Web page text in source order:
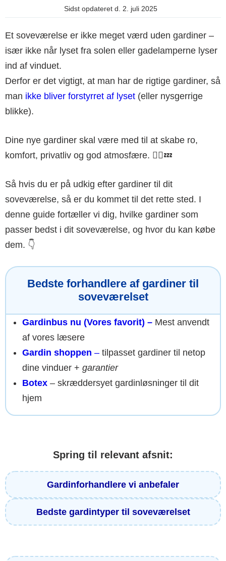
Sidst opdateret d. 2. juli 2025
Et soveværelse er ikke meget værd uden gardiner –
især ikke når lyset fra solen eller gadelamperne lyser
ind af vinduet.
Derfor er det vigtigt, at man har de rigtige gardiner, så
man ikke bliver forstyrret af lyset (eller nysgerrige
blikke).
Dine nye gardiner skal være med til at skabe ro,
komfort, privatliv og god atmosfære. 💆‍♀️💤
Så hvis du er på udkig efter gardiner til dit
soveværelse, så er du kommet til det rette sted. I
denne guide fortæller vi dig, hvilke gardiner som
passer bedst i dit soveværelse, og hvor du kan købe
dem. 👇
Bedste forhandlere af gardiner til
soveværelset
Gardinbus nu (Vores favorit) – Mest anvendt
af vores læsere
Gardin shoppen – tilpasset gardiner til netop
dine vinduer + garantier
Botex – skræddersyet gardinløsninger til dit
hjem
Spring til relevant afsnit:
Gardinforhandlere vi anbefaler
Bedste gardintyper til soveværelset